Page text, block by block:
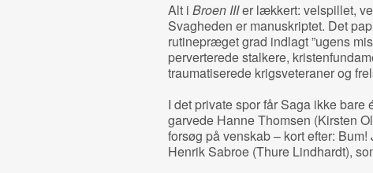
Alt i Broen IIIer lækkert: velspillet,
Svagheden er manuskriptet. Det
rutinepræget grad indlagt ”ugens
perverterede stalkere,
traumatiserede krigsveteraner og
I det private spor får Saga ikke bare
garvede Hanne Thomsen (Kirsten
forsøg på venskab – kort efter:
Henrik Sabroe (Thure Lindhardt),